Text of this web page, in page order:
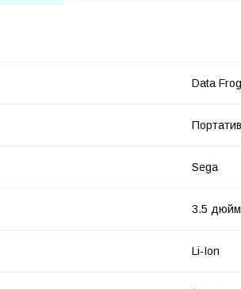
Data Frog
Sega
3.5 дюйм
Li-Ion